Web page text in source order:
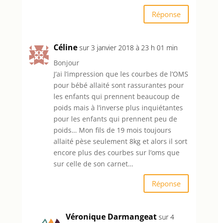
Réponse
Céline sur 3 janvier 2018 à 23 h 01 min
Bonjour
J’ai l’impression que les courbes de l’OMS
pour bébé allaité sont rassurantes pour
les enfants qui prennent beaucoup de
poids mais à l’inverse plus inquiétantes
pour les enfants qui prennent peu de
poids… Mon fils de 19 mois toujours
allaité pèse seulement 8kg et alors il sort
encore plus des courbes sur l’oms que
sur celle de son carnet…
Réponse
Véronique Darmangeat sur 4